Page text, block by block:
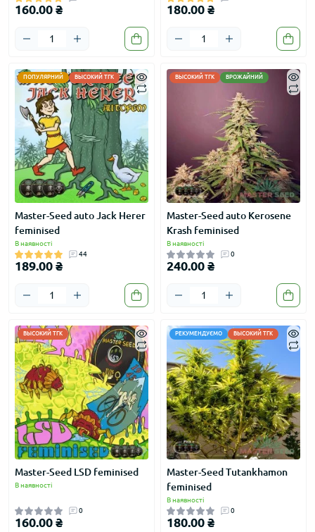
160.00 ₴ 180.00 ₴
ПОПУЛЯРНИЙ ВЫСОКИЙ ТГК
Master-Seed auto Jack Herer
feminised
В наявності
44
189.00 ₴
ВЫСОКИЙ ТГК ВРОЖАЙНИЙ
Master-Seed auto Kerosene
Krash feminised
В наявності
0
240.00 ₴
ВЫСОКИЙ ТГК
Master-Seed LSD feminised
В наявності
0
160.00 ₴
РЕКУМЕНДУЄМО ВЫСОКИЙ ТГК
Master-Seed Tutankhamon
feminised
В наявності
0
180.00 ₴